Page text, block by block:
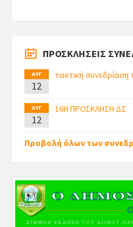
ΠΡΟΣΚΛΗΣΕΙΣ
ΑΥΓ
12
τακτική συνεδρίαση
ΑΥΓ
12
16Η ΠΡΟΣΚΛΗΣΗ ΔΣ
Προβολή όλων των